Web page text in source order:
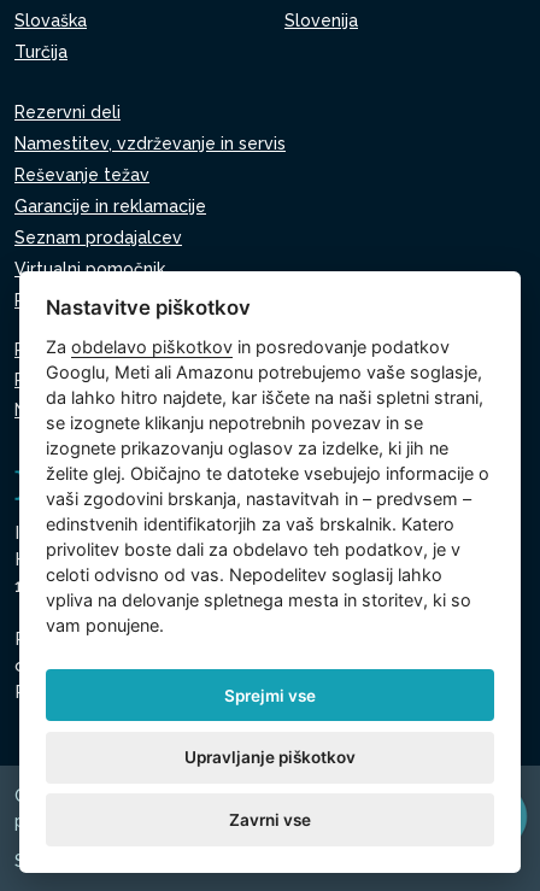
Slovaška
Slovenija
Turčija
Rezervni deli
Namestitev, vzdrževanje in servis
Reševanje težav
Garancije in reklamacije
Seznam prodajalcev
Virtualni pomočnik
Pišite nam
Politika zasebnosti
Politika piškotkov
Nastavitve piškotkov
Intex Trading, s.r.o.
Hradecká 2526/3
130 00 Praga 3 - Češka
Podjetje je registrirano pri Mestnem sodišču v Pragi,
oddelek C, vložek 74759
Registrska št. 26150808, ID za DDV: CZ26150808
Copyright © 2026 INTEX TRADING s.r.o. Všechna
právavyhrazena.
Spletni naslov
Nastavitve piškotkov
Zaobdelavo piškotkov in posredovanje podatkov
Googlu, Meti ali Amazonu potrebujemo vaše soglasje,
da lahko hitro najdete, kar iščete na naši spletni strani,
se izognete klikanju nepotrebnih povezav in se
izognete prikazovanju oglasov za izdelke, ki jih ne
želite glej. Običajno te datoteke vsebujejo informacije o
vaši zgodovini brskanja, nastavitvah in – predvsem –
edinstvenih identifikatorjih za vaš brskalnik. Katero
privolitev boste dali za obdelavo teh podatkov, je v
celoti odvisno od vas. Nepodelitev soglasij lahko
vpliva na delovanje spletnega mesta in storitev, ki so
vam ponujene.
Sprejmi vse
Upravljanje piškotkov
Zavrni vse